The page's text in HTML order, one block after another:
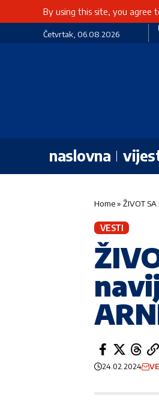
By using this site, you agree
Četvrtak, 06.08.2026
naslovna
Home» ŽIVOT SA
VESTI
24.02.2024